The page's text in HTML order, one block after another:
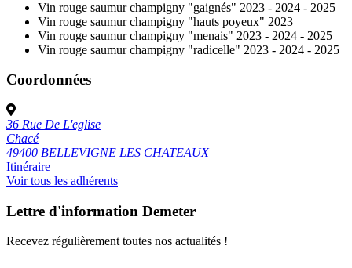
Vin rouge saumur champigny "gaignés" 2023 - 2024 - 2025
Vin rouge saumur champigny "hauts poyeux" 2023
Vin rouge saumur champigny "menais" 2023 - 2024 - 2025
Vin rouge saumur champigny "radicelle" 2023 - 2024 - 2025
Coordonnées
36 Rue De L'eglise
Chacé
49400 BELLEVIGNE LES CHATEAUX
Itinéraire
Voir tous les adhérents
Lettre d'information Demeter
Recevez régulièrement toutes nos actualités !